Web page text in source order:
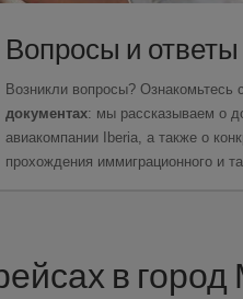
Вопросы и ответы
Возникли вопросы? Ознакомьтесь
документах: мы рассказываем о
авиакомпании Iberia, а также о
прохождения иммиграционного и
в